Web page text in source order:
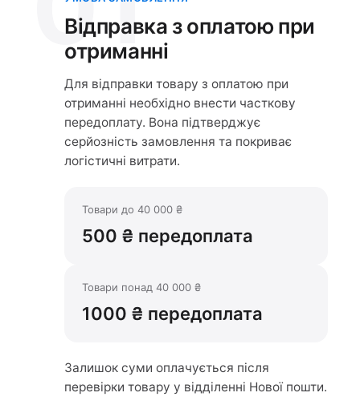
Відправка з оплатою при
отриманні
Для відправки товару з оплатою при
отриманні необхідно внести часткову
передоплату. Вона підтверджує
серйозність замовлення та покриває
логістичні витрати.
Товари до 40 000 ₴
500 ₴ передоплата
Товари понад 40 000 ₴
1000 ₴ передоплата
Залишок суми оплачується після
перевірки товару у відділенні Нової пошти.